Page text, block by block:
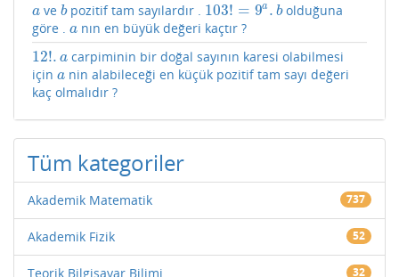
a
ave b
bpozitif tam sayılardır . 103! = 9a . b
103!= 9a .b
olduğuna
göre . a
anın en büyük değeri kaçtır ?
12!. a
12!.a
carpiminin bir doğal sayının karesi olabilmesi
için a
anin alabileceği en küçük pozitif tam sayı değeri
kaç olmalıdır ?
Tüm kategoriler
Akademik Matematik 737
Akademik Fizik 52
Teorik Bilgisayar Bilimi 32